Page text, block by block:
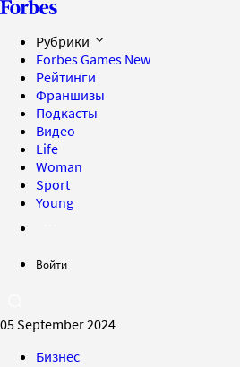
Рубрики
Forbes Games New
Рейтинги
Франшизы
Подкасты
Видео
Life
Woman
Sport
Young
Войти
05 September 2024
Бизнес